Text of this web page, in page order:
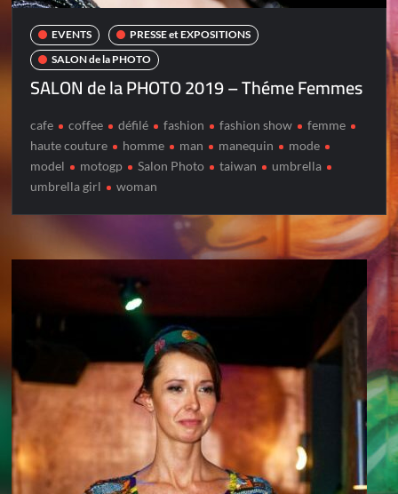
EVENTS
PRESSE et EXPOSITIONS
SALON de la PHOTO
SALON de la PHOTO 2019 – Théme Femmes
cafe coffee défilé fashion fashion show
femme
haute couture
homme man manequin
mode
model
motogp Salon Photo taiwan
umbrella
umbrella girl
woman